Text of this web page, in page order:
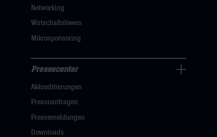
Networking
Wirtschaftslöwen
Mikrosponsoring
Navigation
öffnen,
dann
klicken
Pressecenter
Akkreditierungen
Presseanfragen
Pressemeldungen
Downloads